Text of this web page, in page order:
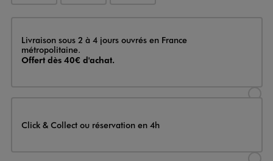
Livraison
Livraison sous 2 à 4 jours ouvrés en France
métropolitaine.
Offert dès 40€ d'achat.
Click & Collect ou réservation en 4h